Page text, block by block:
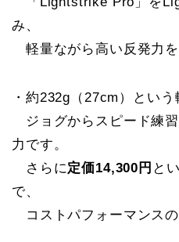
み、
軽量ながら高い反発力を
・約232g（27cm）という
ジョグからスピード練
力です。
さらに定価14,300円 と
で、
コストパフォーマンスの